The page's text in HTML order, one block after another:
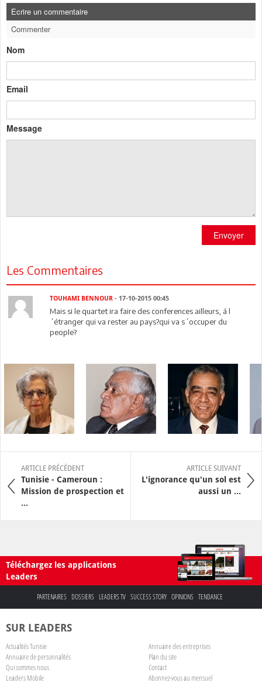
Ecrire un commentaire
Commenter
Nom
Email
Message
Envoyer
Les Commentaires
TOUHAMI BENNOUR - 17-10-2015 00:45
Mais si le quartet ira faire des conferences ailleurs, á l
´étranger qui va rester au pays?qui va s´occuper du
people?
ARTICLE PRÉCÉDENT
Tunisie - Cameroun :
Mission de prospection et
...
ARTICLE SUIVANT
L'ignorance qu'un sol est
aussi un ...
Téléchargez les applications
Leaders
PARTENAIRES DOSSIERS LEADERS TV SUCCESS STORY OPINIONS TENDANCE
SUR LEADERS
Actualités Tunisie
Annuaire des entreprises
Annuaire de personnalités
Plan du site
Qui sommes nous
Contact
Leaders Mobile
Abonnez-vous au mensuel